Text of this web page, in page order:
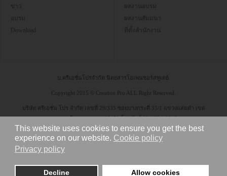
This website uses cookies to ensure you get the best
experience on our website. Cookie policy
Privacy policy
Decline Allow cookies
ข่าว
อบรม
Download
ผลงานอบรม
ผลงานสัมมนา
ที่ตั้งสำนักงาน
บ.ครีเอชั่นโปรจำกัด นิตยสารโอเพนซอร์สทูเดย์
Copyright 2015 © Creation Pro ALL Right Reserved.
บริษัท ครีเอชั่น โปร จำกัด เลขที่ 29/335 ซอยบางกระดี่ 35/1 แขวงแสมดำ เขต
บางขุนเทียน กรุงเทพฯ 10150 โทรศัพท์ 08-6304-9545